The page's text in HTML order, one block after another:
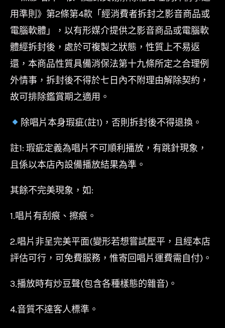
用準則》第2條第4款「經消費者拆封之影音商品或
電腦軟體」，以有形媒介提供之影音商品或電腦軟
體經拆封後，處於可複製之狀態，性質上不易返
還，本商品性質具備消保法第十九條所定之合理例
外情事，拆封後不得於七日內不附理由解除契約，
故可排除鑑賞期之適用。
除唱片本身瑕疵(註1)，否則拆封後不得退換。
註1: 瑕疵定義為唱片不可順利播放，有跳針現象，
且係以本店內設備播放結果為準。
其餘不完美現象，如:
1.唱片有刮痕、擦痕。
2.唱片非呈完美平面(變形若想嘗試壓平，且經本店
評估可行，可免費服務，惟寄回唱片運費需自付)。
3.播放時有炒豆聲(包含各種樣態的雜音)。
4.音質不達客人標準。